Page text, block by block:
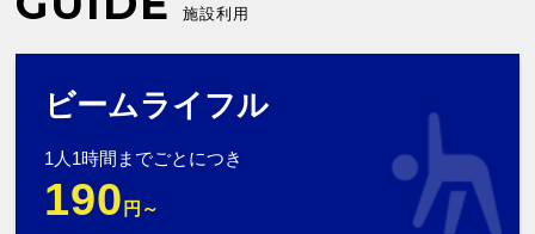
施設利用
ビームライフル
1人1時間までごとにつき
190 円～